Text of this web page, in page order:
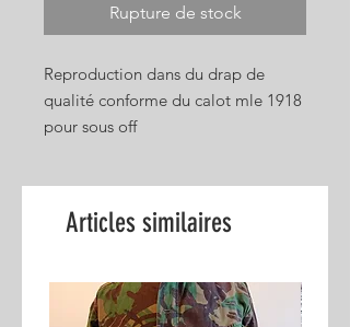
Rupture de stock
Reproduction dans du drap de
qualité conforme du calot mle 1918
pour sous off
Articles similaires